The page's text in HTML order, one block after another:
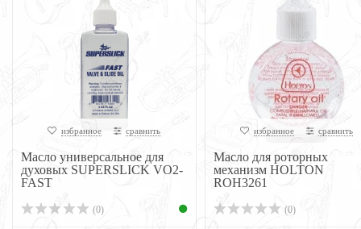
избранное сравнить
Масло универсальное для
духовых SUPERSLICK VO2-
FAST
(0)
избранное сравнить
Масло для роторных
механизм HOLTON
ROH3261
(0)